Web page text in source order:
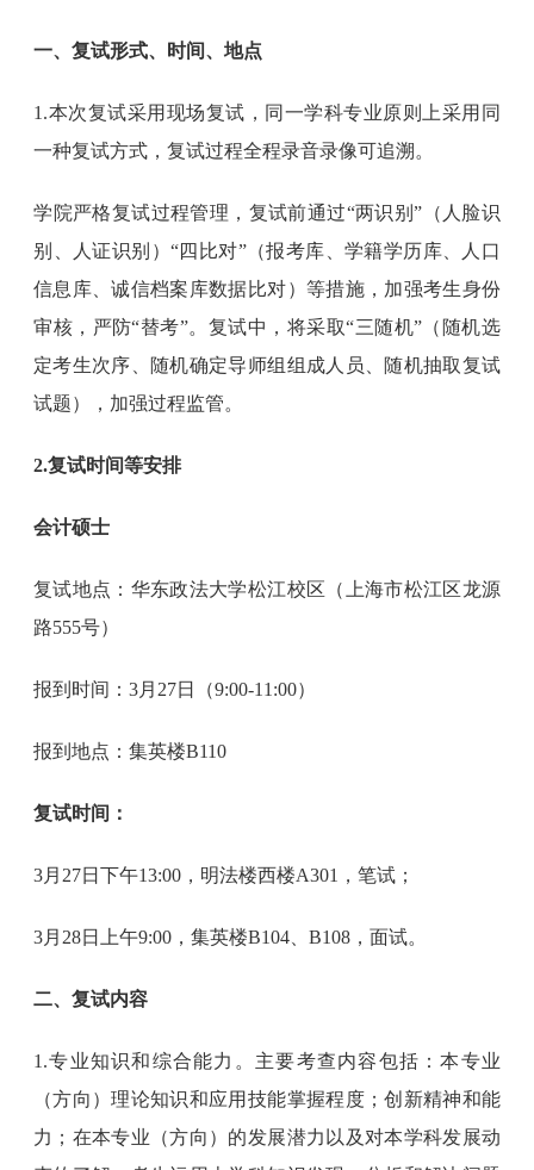
一、复试形式、时间、地点
1.本次复试采用现场复试，同一学科专业原则上采用同
一种复试方式，复试过程全程录音录像可追溯。
学院严格复试过程管理，复试前通过“两识别”（人脸识
别、人证识别）“四比对”（报考库、学籍学历库、人口
信息库、诚信档案库数据比对）等措施，加强考生身份
审核，严防“替考”。复试中，将采取“三随机”（随机选
定考生次序、随机确定导师组组成人员、随机抽取复试
试题），加强过程监管。
2.复试时间等安排
会计硕士
复试地点：华东政法大学松江校区（上海市松江区龙源
路555号）
报到时间：3月27日（9:00-11:00）
报到地点：集英楼B110
复试时间：
3月27日下午13:00，明法楼西楼A301，笔试；
3月28日上午9:00，集英楼B104、B108，面试。
二、复试内容
1.专业知识和综合能力。主要考查内容包括：本专业
（方向）理论知识和应用技能掌握程度；创新精神和能
力；在本专业（方向）的发展潜力以及对本学科发展动